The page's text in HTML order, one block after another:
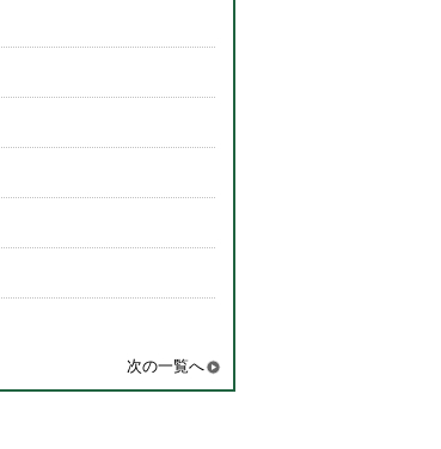
次の一覧へ